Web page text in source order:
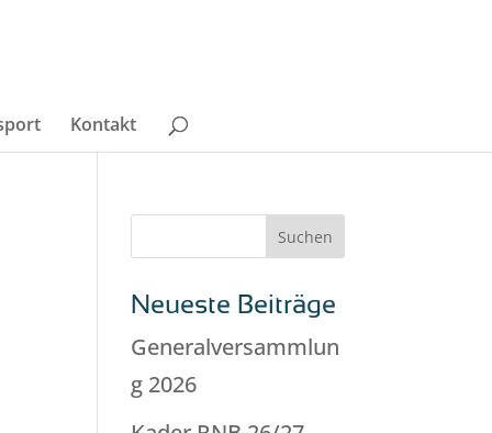
Kontakt
Neueste Beiträge
Generalversammlun
g 2026